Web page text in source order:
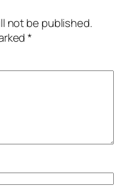
not be published.
*